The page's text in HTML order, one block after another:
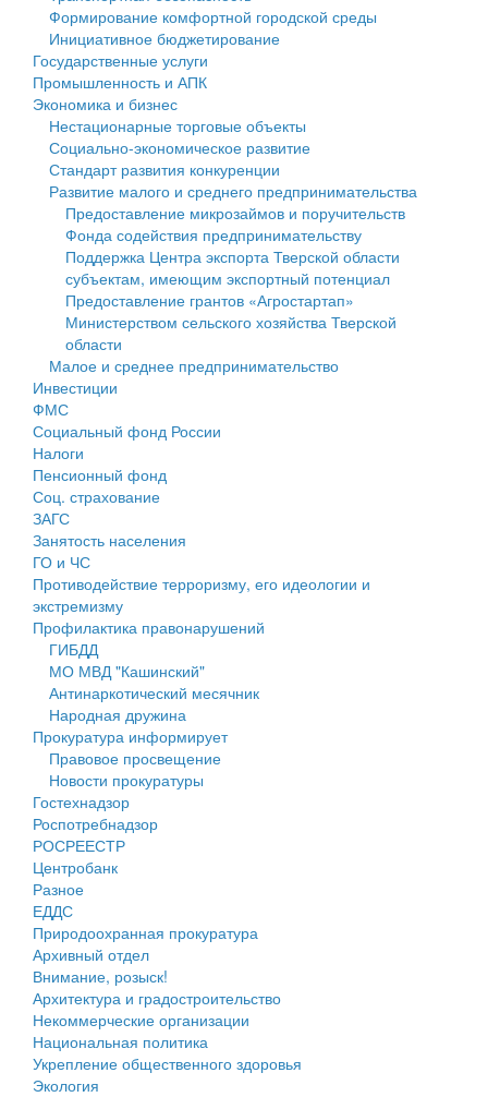
Государственные услуги
Промышленность и АПК
Экономика и бизнес
Символика
Устав
Гостям округа
Туризм
Культура
Образование
Здравоохранение
Социальная защита
Фотоальбом
муниципального округа Тверской области
Администрация Кашинского муниципального округа
Тверской области
Управление сельскими территориями
Открытые данные
Работа с обращениями граждан
Муниципальный контроль
Муниципальные услуги
Проекты административных регламентов
Антимонопольный комплаенс
Противодействие коррупции
Финансовое управление
Бюджет для граждан
Имущество
Выявление правообладателей ранее учтенных
объектов недвижимости
Имущественная поддержка субъектов малого и
среднего предпринимательства
Информационная поддержка субъектов малого и
среднего предпринимательства
Муниципальные программы
Контрольно-счетная палата
Персональные данные
Оценка регулирующего воздействия
Деятельность МУ
Нормативы градостроительного проектирования
Правила землепользования и застройки
Генеральные планы
Проекты планировки территории
Собрание депутатов
Городское поселение
Сельские поселения
Формирование комфортной городской среды
Инициативное бюджетирование
Государственные услуги
Промышленность и АПК
Экономика и бизнес
Нестационарные торговые объекты
Социально-экономическое развитие
Стандарт развития конкуренции
Развитие малого и среднего предпринимательства
Предоставление микрозаймов и поручительств
Фонда содействия предпринимательству
Поддержка Центра экспорта Тверской области
субъектам, имеющим экспортный потенциал
Предоставление грантов «Агростартап»
Министерством сельского хозяйства Тверской
области
Малое и среднее предпринимательство
Инвестиции
ФМС
Социальный фонд России
Налоги
Пенсионный фонд
Соц. страхование
ЗАГС
Занятость населения
ГО и ЧС
Противодействие терроризму, его идеологии и
экстремизму
Профилактика правонарушений
ГИБДД
МО МВД "Кашинский"
Антинаркотический месячник
Народная дружина
Прокуратура информирует
Правовое просвещение
Новости прокуратуры
Гостехнадзор
Роспотребнадзор
РОСРЕЕСТР
Центробанк
Разное
ЕДДС
Природоохранная прокуратура
Архивный отдел
Внимание, розыск!
Архитектура и градостроительство
Некоммерческие организации
Национальная политика
Укрепление общественного здоровья
Экология